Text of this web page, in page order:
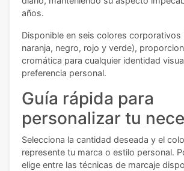
años.
Disponible en seis colores corporativos
naranja, negro, rojo y verde),
cromática para cualquier identidad
preferencia personal.
Guía rápida para
personalizar tu
Selecciona la cantidad deseada y el
represente tu marca o estilo personal.
elige entre las técnicas de marcaje